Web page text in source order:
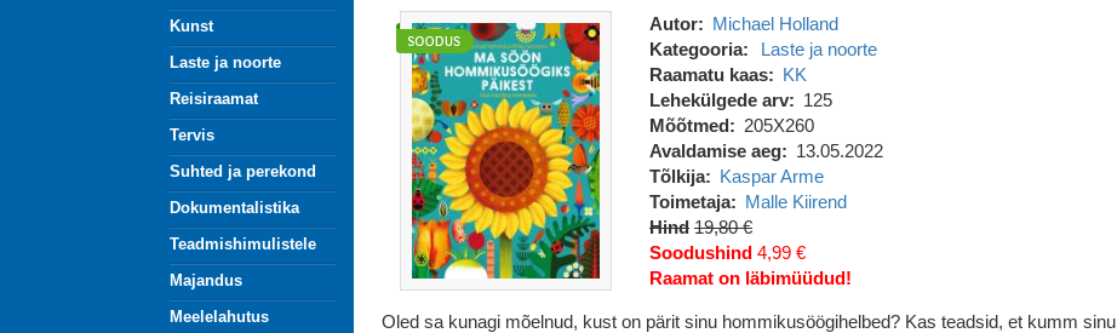
Kunst
Laste ja noorte
Reisiraamat
Tervis
Suhted ja perekond
Dokumentalistika
Teadmishimulistele
Majandus
Meelelahutus
Autor
Michael Holland
Kategooria
Laste ja noorte
Raamatu kaas
KK
Lehekülgede arv
125
Mõõtmed
205X260
Avaldamise aeg
13.05.2022
Tõlkija
Kaspar Arme
Toimetaja
Malle Kiirend
Hind 19,80 €
Soodushind 4,99 €
Raamat on läbimüüdud!
Oled sa kunagi mõelnud, kust on pärit sinu hommikusöögihelbed? Kas teadsid, et kumm sinu